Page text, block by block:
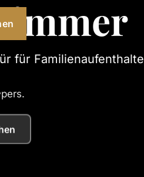
für Familienaufenthalte
pers.